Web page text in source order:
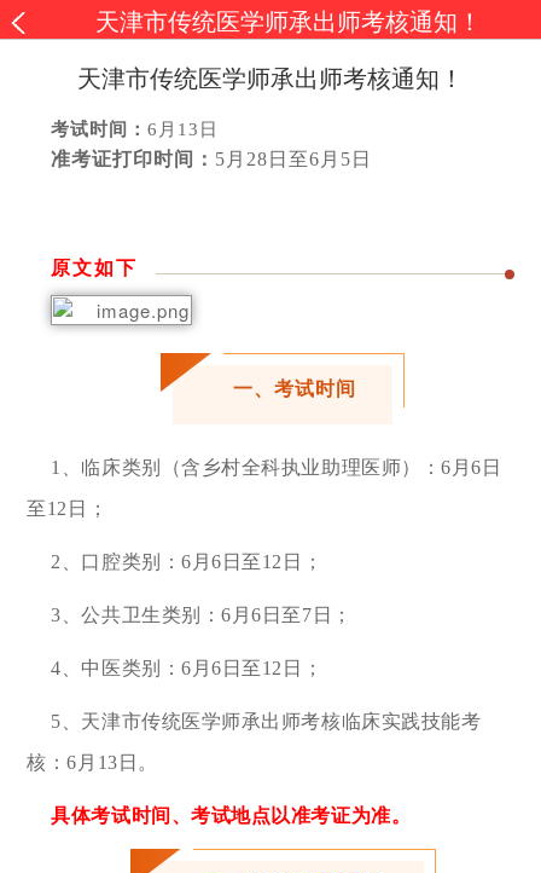
天津市传统医学师承出师考核通知！
天津市传统医学师承出师考核通知！
考试时间：6月13日
准考证打印时间： 5月28日至6月5日
原文如下
一、考试时间
1、临床类别（含乡村全科执业助理医师）：6月6日
至12日；
2、口腔类别：6月6日至12日；
3、公共卫生类别：6月6日至7日；
4、中医类别：6月6日至12日；
5、天津市传统医学师承出师考核临床实践技能考
核：6月13日。
具体考试时间、考试地点以准考证为准。